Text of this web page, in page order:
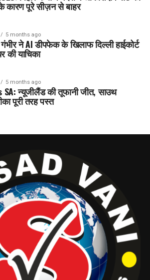
कारण पूरे सीज़न से बाहर
5 months ago
ने AI डीपफेक के खिलाफ दिल्ली हाईकोर्ट
की याचिका
5 months ago
SA: न्यूजीलैंड की तूफानी जीत, साउथ
पूरी तरह पस्त